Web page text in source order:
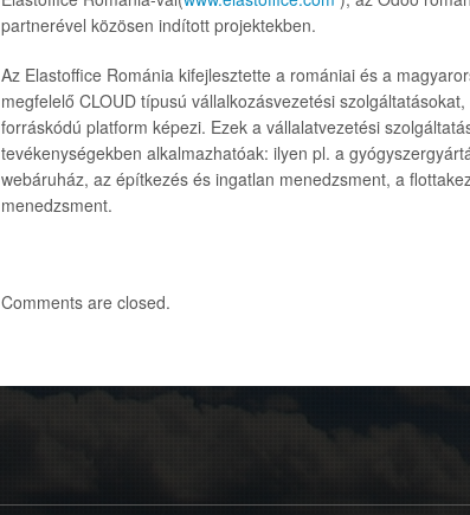
partnerével közösen indított projektekben.
Az Elastoffice Románia kifejlesztette a romániai és a
megfelelő CLOUD típusú vállalkozásvezetési
forráskódú platform képezi. Ezek a vállalatvezetési
tevékenységekben alkalmazhatóak: ilyen pl. a
webáruház, az építkezés és ingatlan menedzsment, a
menedzsment.
Comments are closed.